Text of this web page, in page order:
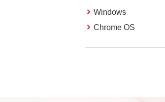
Windows
Chrome OS